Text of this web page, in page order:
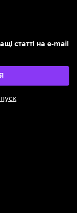
статті на e-mail